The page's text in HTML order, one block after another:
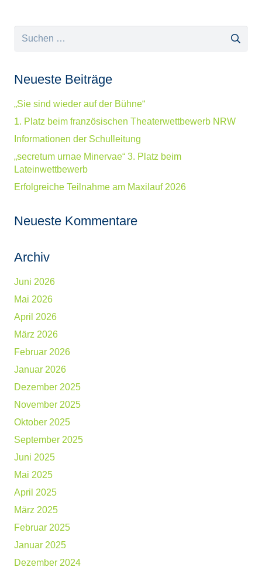
Suchen
Neueste Beiträge
„Sie sind wieder auf der Bühne“
1. Platz beim französischen Theaterwettbewerb NRW
Informationen der Schulleitung
„secretum urnae Minervae“ 3. Platz beim
Lateinwettbewerb
Erfolgreiche Teilnahme am Maxilauf 2026
Neueste Kommentare
Archiv
Juni 2026
Mai 2026
April 2026
März 2026
Februar 2026
Januar 2026
Dezember 2025
November 2025
Oktober 2025
September 2025
Juni 2025
Mai 2025
April 2025
März 2025
Februar 2025
Januar 2025
Dezember 2024